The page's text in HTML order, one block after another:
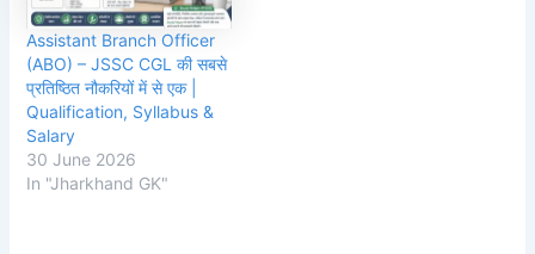
Assistant Branch Officer
(ABO) – JSSC CGL की सबसे
प्रतिष्ठित नौकरियों में से एक |
Qualification, Syllabus &
Salary
30 June 2026
In "Jharkhand GK"